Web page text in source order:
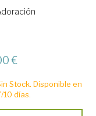
€
Stock. Disponible en
10 días.